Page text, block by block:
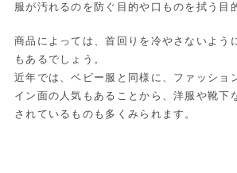
服が汚れるのを防ぐ目的や口ものを拭う目
商品によっては、首回りを冷やさないよう
もあるでしょう。
近年では、ベビー服と同様に、ファッショ
イン面の人気もあることから、洋服や靴下
されているものも多くみられます。